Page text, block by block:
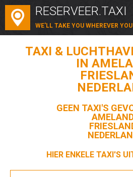
RESERVEER.TAXI
WE'LL TAKE YOU WHEREVER
TAXI &
IN
GEEN TAXI'S
HIER ENKELE TAXI'S